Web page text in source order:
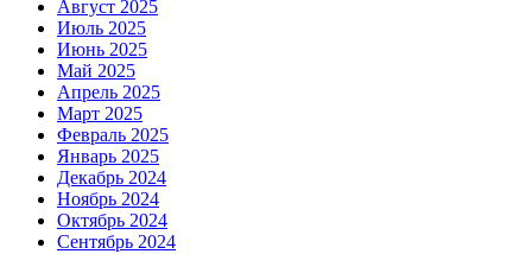
Август 2025
Июль 2025
Июнь 2025
Май 2025
Апрель 2025
Март 2025
Февраль 2025
Январь 2025
Декабрь 2024
Ноябрь 2024
Октябрь 2024
Сентябрь 2024